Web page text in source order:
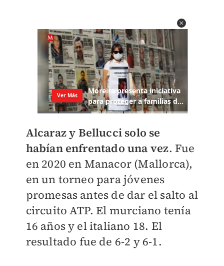
Alcaraz y Bellucci solo se
habían enfrentado una vez. Fue
en 2020 en Manacor (Mallorca),
en un torneo para jóvenes
promesas antes de dar el salto al
circuito ATP. El murciano tenía
16 años y el italiano 18. El
resultado fue de 6-2 y 6-1.